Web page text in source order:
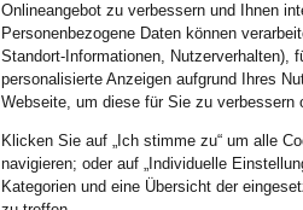
Onlineangebot zu verbessern und Ihnen
Personenbezogene Daten können
Standort-Informationen, Nutzerverhalten),
personalisierte Anzeigen aufgrund Ihres
Webseite, um diese für Sie zu verbessern
Klicken Sie auf „Ich stimme zu“ um alle
navigieren; oder auf „Individuelle
Kategorien und eine Übersicht der